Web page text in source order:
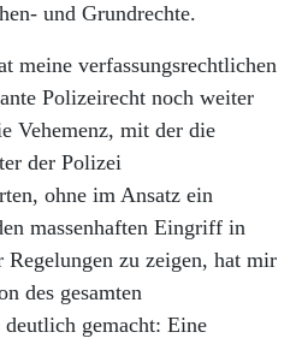
und Grundrechte.
meine verfassungsrechtlichen
Polizeirecht noch weiter
Vehemenz, mit der die
der Polizei
ohne im Ansatz ein
massenhaften Eingriff in
Regelungen zu zeigen, hat mir
des gesamten
deutlich gemacht: Eine